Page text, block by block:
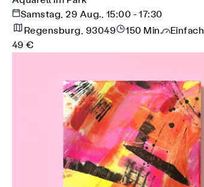
Samstag, 29 Aug., 15:00 - 17:30
Regensburg, 93049
150 Min.
Einfach
49 €